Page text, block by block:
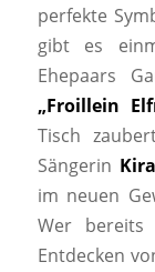
perfekte
gibt es
Ehepaars
„Froillein
Tisch
Sängerin
im neuen
Wer bereits
Entdecken